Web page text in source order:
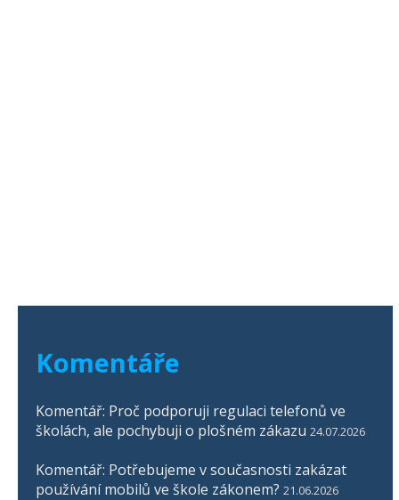
Komentáře
Komentář: Proč podporuji regulaci telefonů ve
školách, ale pochybuji o plošném zákazu 24.07.2026
Komentář: Potřebujeme v současnosti zakázat
používání mobilů ve škole zákonem? 21.06.2026